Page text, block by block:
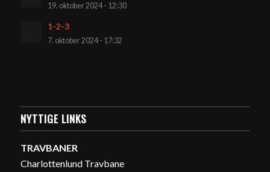
19. oktober 2024 - 12:30
1-2-3
7. oktober 2024 - 17:32
NYTTIGE LINKS
TRAVBANER
Charlottenlund Travbane